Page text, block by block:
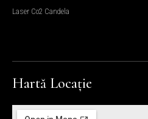
Laser Co2 Candela
Hartă Locație